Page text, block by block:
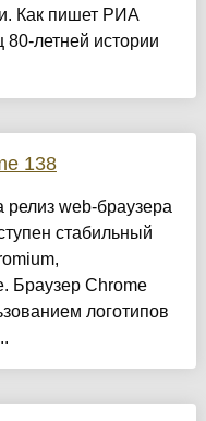
Как пишет РИА
летней истории
138
web-браузера
стабильный
Браузер Chrome
логотипов